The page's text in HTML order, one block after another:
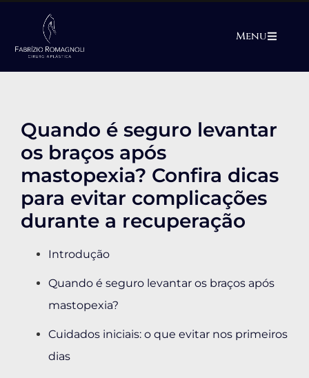
Menu
Quando é seguro levantar
os braços após
mastopexia? Confira dicas
para evitar complicações
durante a recuperação
Introdução
Quando é seguro levantar os braços após
mastopexia?
Cuidados iniciais: o que evitar nos primeiros
dias